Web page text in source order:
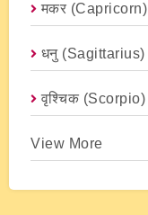
मकर (capricorn)
धनु (Sagittarius)
वृश्चिक (scorpio)
View More